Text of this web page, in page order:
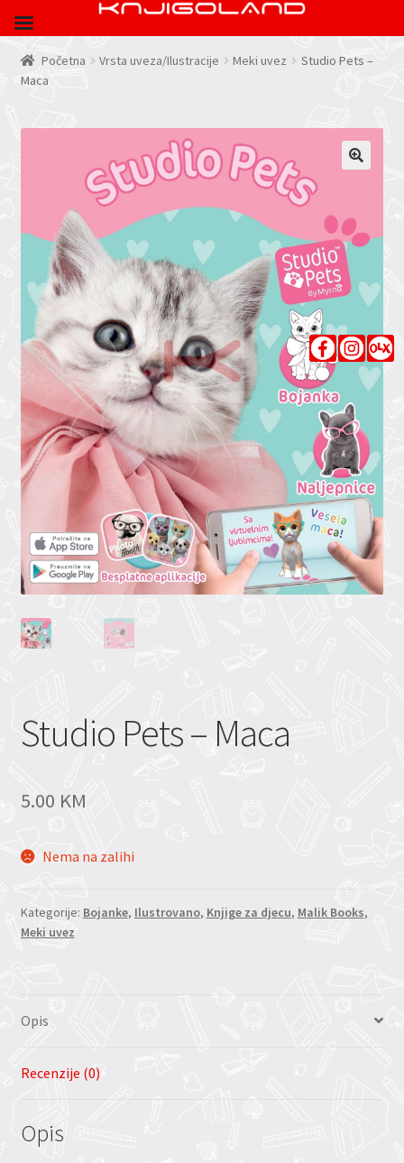
Početna Vrsta uveza/Ilustracije Meki uvez
Studio Pets –
Maca
Studio Pets – Maca
5.00 KM
Nema na zalihi
Kategorije: Bojanke, Ilustrovano, Knjige za djecu, Malik Books,
Meki uvez
Opis
Recenzije (0)
Opis